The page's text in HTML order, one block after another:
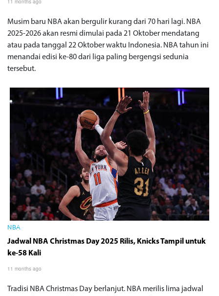
Musim baru NBA akan bergulir kurang dari 70 hari lagi. NBA
2025-2026 akan resmi dimulai pada 21 Oktober mendatang
atau pada tanggal 22 Oktober waktu Indonesia. NBA tahun ini
menandai edisi ke-80 dari liga paling bergengsi sedunia
tersebut.
NBA
Jadwal NBA Christmas Day 2025 Rilis, Knicks Tampil untuk
ke-58 Kali
11 months ago
Tradisi NBA Christmas Day berlanjut. NBA merilis lima jadwal